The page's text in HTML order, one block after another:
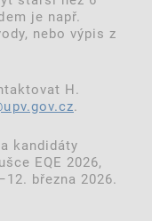
je např.
nebo výpis z
H.
.
kandidáty
EQE 2026,
března 2026.